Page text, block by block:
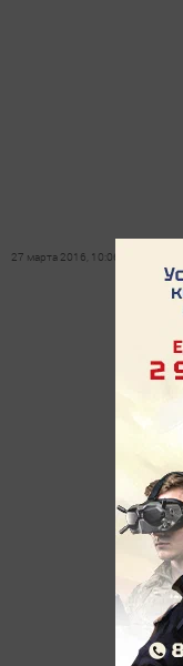
27 марта 2016, 10:06